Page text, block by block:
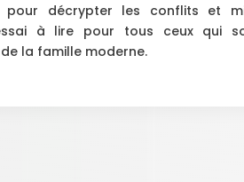
décrypter les conflits et
à lire pour tous ceux qui
la famille moderne.